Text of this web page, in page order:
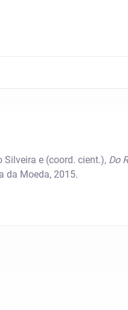
Silveira e (coord. cient.), Do
da Moeda, 2015.